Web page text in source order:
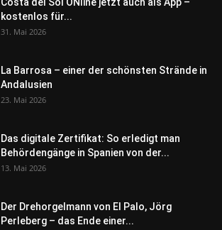
kostenlos für...
31. Mai 2026
La Barrosa – einer der schönsten Strände in
Andalusien
23. Mai 2026
Das digitale Zertifikat: So erledigt man
Behördengänge in Spanien von der...
13. Mai 2026
Der Drehorgelmann von El Palo, Jörg
Perleberg – das Ende einer...